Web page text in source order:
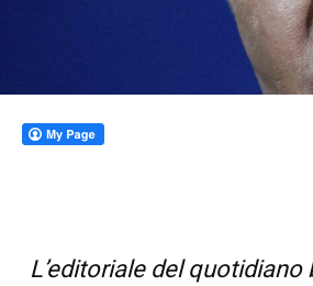
L’editoriale del